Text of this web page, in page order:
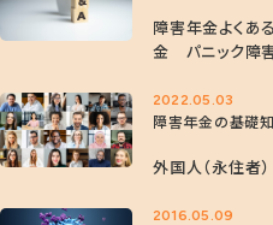
障害年金よく
金 パニック障
2022.05.03
障害年金の基礎
外国人（永住者
2016.05.09